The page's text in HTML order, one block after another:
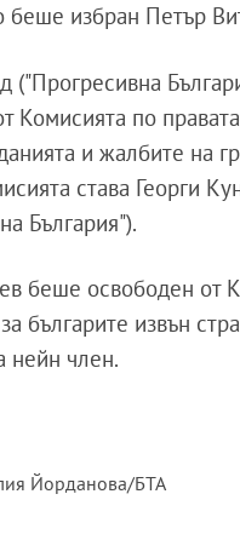
беше избран Петър
("Прогресивна
Комисията по
и жалбите на
става Георги
България").
беше освободен от
българите извън
нейн член.
Йорданова/БТА